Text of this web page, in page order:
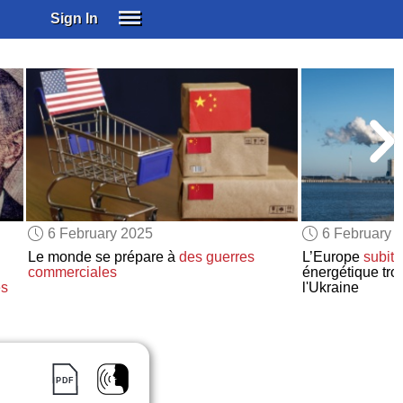
Sign In
SUBSCRIBE
EDUCATIONAL LICENSES
GIFT CARDS
OTHER LANGUAGES
ABOUT US
ALEXA
ADJUST COLORS
6 February 2025
Le monde se prépare à des guerres
commerciales
6 February
L’Europesubit
énergétique
l'Ukraine